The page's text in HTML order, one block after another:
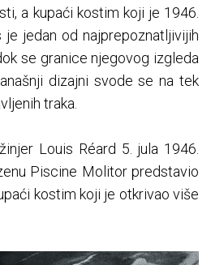
a kupaći kostim koji je 1946.
je jedan od najprepoznatljivijih
se granice njegovog izgleda
dizajni svode se na tek
traka.
Louis Réard 5. jula 1946.
Piscine Molitor predstavio
kostim koji je otkrivao više